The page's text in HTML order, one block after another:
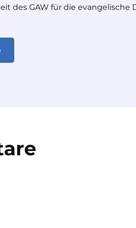
des GAW für die evangelische